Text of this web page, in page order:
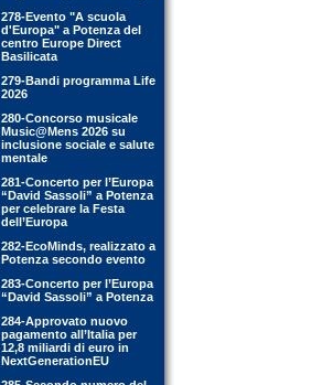
278-Evento "A scuola
d'Europa" a Potenza del
centro Europe Direct
Basilicata
279-Bandi programma Life
2026
280-Concorso musicale
Music@Mens 2026 su
inclusione sociale e salute
mentale
281-Concerto per l’Europa
“David Sassoli” a Potenza
per celebrare la Festa
dell’Europa
282-EcoMinds, realizzato a
Potenza secondo evento
283-Concerto per l’Europa
“David Sassoli” a Potenza
284-Approvato nuovo
pagamento all’Italia per
12,8 miliardi di euro in
NextGenerationEU